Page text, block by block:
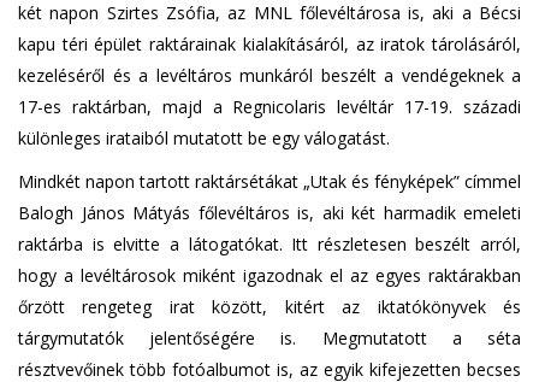
két napon Szirtes Zsófia, az MNL főlevéltárosa is, aki a Bécsi
kapu téri épület raktárainak kialakításáról, az iratok tárolásáról,
kezeléséről és a levéltáros munkáról beszélt a vendégeknek a
17-es raktárban, majd a Regnicolaris levéltár 17-19. századi
különleges irataiból mutatott be egy válogatást.
Mindkét napon tartott raktársétákat „Utak és fényképek” címmel
Balogh János Mátyás főlevéltáros is, aki két harmadik emeleti
raktárba is elvitte a látogatókat. Itt részletesen beszélt arról,
hogy a levéltárosok miként igazodnak el az egyes raktárakban
őrzött rengeteg irat között, kitért az iktatókönyvek és
tárgymutatók jelentőségére is. Megmutatott a séta
résztvevőinek több fotóalbumot is, az egyik kifejezetten becses